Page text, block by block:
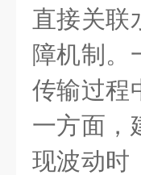
直接关联
障机制。
传输过程
一方面，
现波动时